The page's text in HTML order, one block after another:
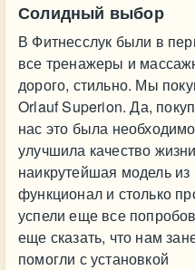
Солидный выбор
В Фитнесслук были в
все тренажеры и
дорого, стильно. Мы
Orlauf Superion. Да,
нас это была
улучшила качество
наикрутейшая модель
функционал и столько
успели еще все
еще сказать, что нам
помогли с установкой